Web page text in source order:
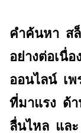
คำค้นหา สล็
อย่างต่อเนื่
ออนไลน์ เพ
ที่มาแรง ด้
ลื่นไหล และ